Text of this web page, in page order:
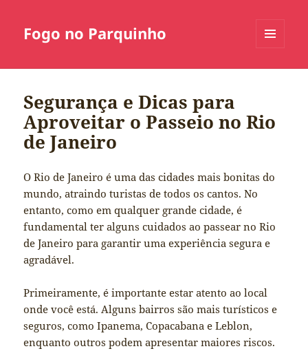
Fogo no Parquinho
Segurança e Dicas para
Aproveitar o Passeio no Rio
de Janeiro
O Rio de Janeiro é uma das cidades mais bonitas do
mundo, atraindo turistas de todos os cantos. No
entanto, como em qualquer grande cidade, é
fundamental ter alguns cuidados ao passear no Rio
de Janeiro para garantir uma experiência segura e
agradável.
Primeiramente, é importante estar atento ao local
onde você está. Alguns bairros são mais turísticos e
seguros, como Ipanema, Copacabana e Leblon,
enquanto outros podem apresentar maiores riscos.